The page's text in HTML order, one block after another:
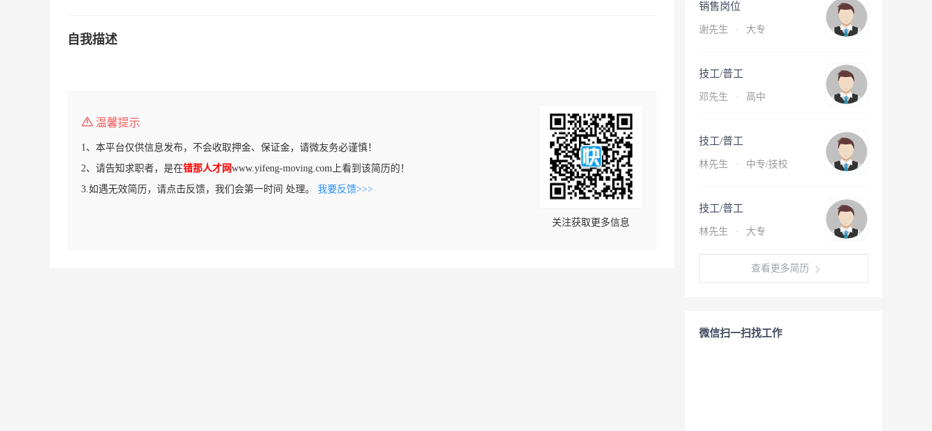
自我描述
温馨提示
1、本平台仅供信息发布，不会收取押金、保证金，请微友务必谨慎！
2、请告知求职者，是在错那人才网www.yifeng-moving.com上看到该简历的！
3.如遇无效简历，请点击反馈，我们会第一时间 处理。 我要反馈>>>
关注获取更多信息
销售岗位
谢先生 · 大专
技工/普工
邓先生 · 高中
技工/普工
林先生 · 中专/技校
技工/普工
林先生 · 大专
查看更多简历
微信扫一扫找工作